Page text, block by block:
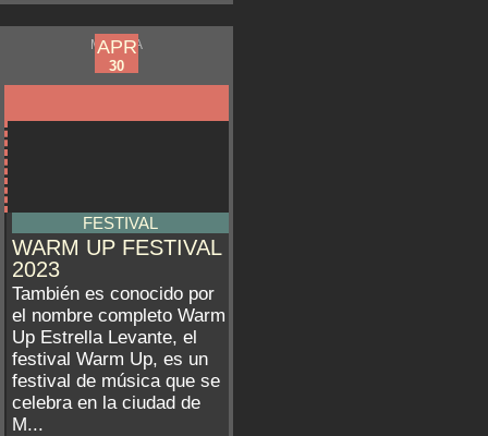
MURCIA
APR
29
APR
30
FESTIVAL
WARM UP FESTIVAL
2023
También es conocido por
el nombre completo Warm
Up Estrella Levante, el
festival Warm Up, es un
festival de música que se
celebra en la ciudad de
M...